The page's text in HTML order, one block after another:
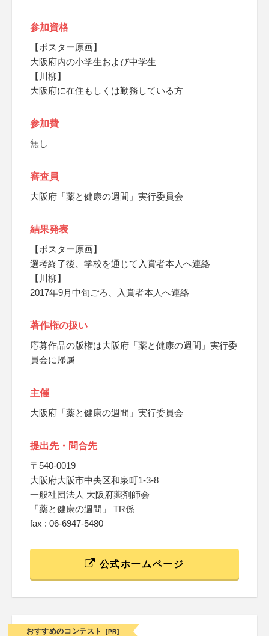
参加資格
【ポスター原画】
大阪府内の小学生および中学生
【川柳】
大阪府に在住もしくは勤務している方
参加費
無し
審査員
大阪府「薬と健康の週間」実行委員会
結果発表
【ポスター原画】
選考終了後、学校を通じて入賞者本人へ連絡
【川柳】
2017年9月中旬ごろ、入賞者本人へ連絡
著作権の扱い
応募作品の版権は大阪府「薬と健康の週間」実行委
員会に帰属
主催
大阪府「薬と健康の週間」実行委員会
提出先・問合先
〒540-0019
大阪府大阪市中央区和泉町1-3-8
一般社団法人 大阪府薬剤師会
「薬と健康の週間」 TR係
fax : 06-6947-5480
公式ホームページ
おすすめのコンテスト [PR]